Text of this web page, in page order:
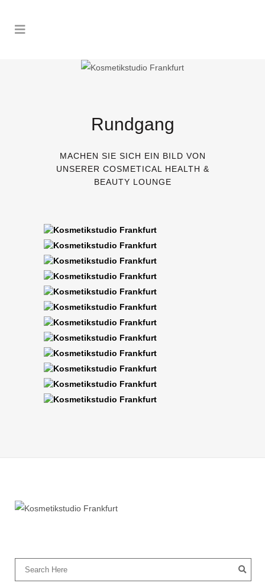
Rundgang
MACHEN SIE SICH EIN BILD VON
UNSERER COSMETICAL HEALTH &
BEAUTY LOUNGE